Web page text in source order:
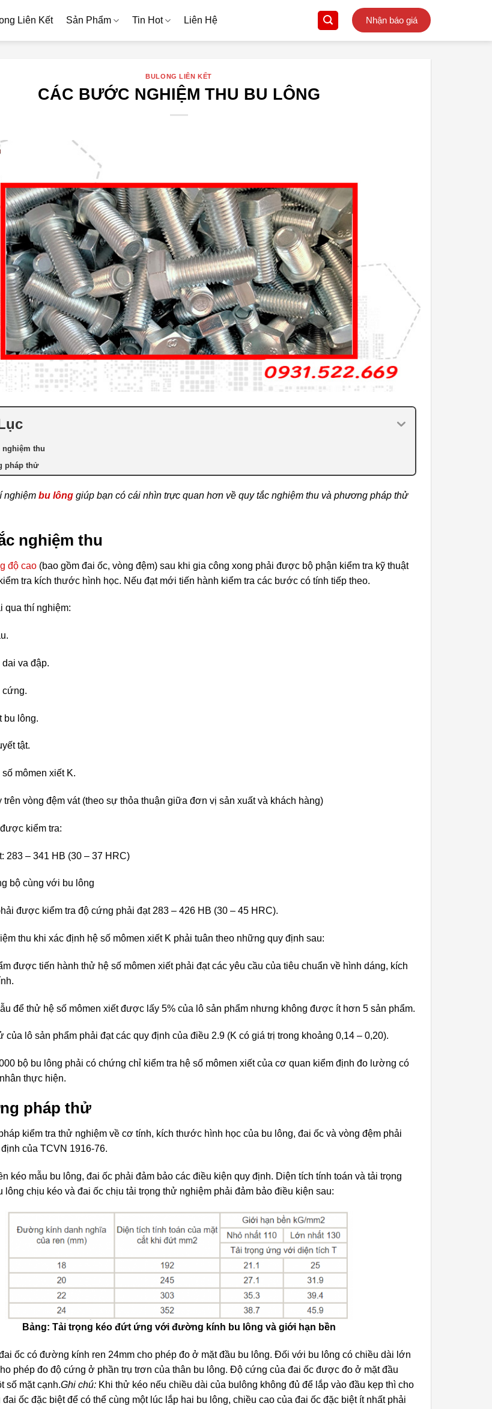
Liên Kết Sản Phẩm Tin Hot Liên Hệ Nhận báo giá
BULONG LIÊN KẾT
CÁC BƯỚC NGHIỆM THU BU LÔNG
nghiệm thu
pháp thử
nghiệm bu lông giúp bạn có cái nhìn trực quan hơn về quy tắc nghiệm thu và phương pháp thử
nghiệm thu
độ cao (bao gồm đai ốc, vòng đệm) sau khi gia công xong phải được bộ phận kiểm tra kỹ thuật
tra kích thước hình học. Nếu đạt mới tiến hành kiểm tra các bước có tính tiếp theo.
qua thí nghiệm:
va đập.
cứng.
bu lông.
tật.
mômen xiết K.
trên vòng đệm vát (theo sự thỏa thuận giữa đơn vị sản xuất và khách hàng)
kiểm tra:
283 – 341 HB (30 – 37 HRC)
bộ cùng với bu lông
được kiểm tra độ cứng phải đạt 283 – 426 HB (30 – 45 HRC).
thu khi xác định hệ số mômen xiết K phải tuân theo những quy định sau:
được tiến hành thử hệ số mômen xiết phải đạt các yêu cầu của tiêu chuẩn về hình dáng, kích
để thử hệ số mômen xiết được lấy 5% của lô sản phẩm nhưng không được ít hơn 5 sản phẩm.
của lô sản phẩm phải đạt các quy định của điều 2.9 (K có giá trị trong khoảng 0,14 – 0,20).
bộ bu lông phải có chứng chỉ kiểm tra hệ số mômen xiết của cơ quan kiểm định đo lường có
thực hiện.
pháp thử
kiểm tra thử nghiệm về cơ tính, kích thước hình học của bu lông, đai ốc và vòng đệm phải
của TCVN 1916-76.
kéo mẫu bu lông, đai ốc phải đảm bảo các điều kiện quy định. Diện tích tính toán và tải trọng
lông chịu kéo và đai ốc chịu tải trọng thử nghiệm phải đảm bảo điều kiện sau:
Bảng: Tải trọng kéo đứt ứng với đường kính bu lông và giới hạn bền
ốc có đường kính ren 24mm cho phép đo ở mặt đầu bu lông. Đối với bu lông có chiều dài lớn
phép đo độ cứng ở phần trụ trơn của thân bu lông. Độ cứng của đai ốc được đo ở mặt đầu
số mặt cạnh.Ghi chú: Khi thử kéo nếu chiều dài của bulông không đủ để lắp vào đầu kẹp thì cho
ốc đặc biệt để có thể cùng một lúc lắp hai bu lông, chiều cao của đai ốc đặc biệt ít nhất phải